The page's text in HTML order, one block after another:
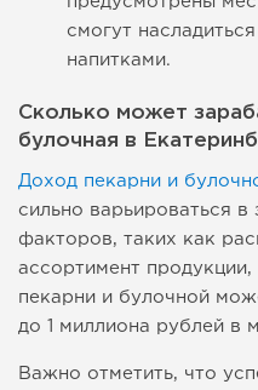
смогут
напитками.
Сколько может
булочная в
Доход пекарни и
сильно варьироваться в
факторов, таких как
ассортимент
пекарни и булочной
до 1 миллиона рублей в
Важно отметить, что